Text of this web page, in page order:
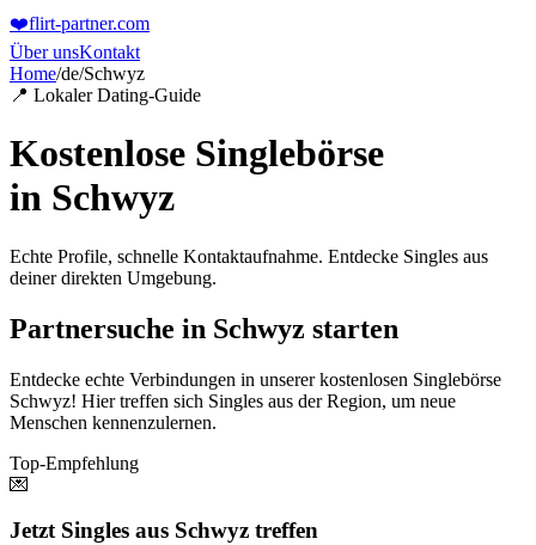
❤️flirt-partner.com
Über unsKontakt
Home/de/Schwyz
📍 Lokaler Dating-Guide
Kostenlose Singlebörse
in Schwyz
Echte Profile, schnelle Kontaktaufnahme. Entdecke Singles aus
deiner direkten Umgebung.
Partnersuche in Schwyz starten
Entdecke echte Verbindungen in unserer kostenlosen Singlebörse
Schwyz! Hier treffen sich Singles aus der Region, um neue
Menschen kennenzulernen.
Top-Empfehlung
💌
Jetzt Singles aus Schwyz treffen